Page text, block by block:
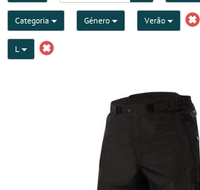
Categoria Género Verão
L